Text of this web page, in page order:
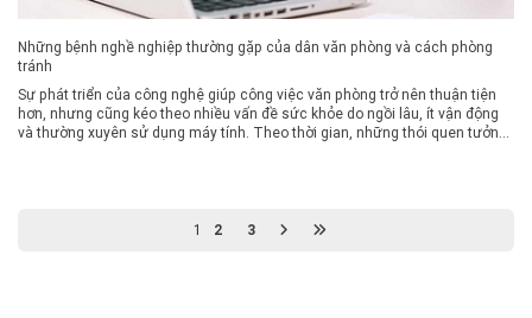
Những bệnh nghề nghiệp thường gặp của dân văn phòng và cách phòng
tránh
Sự phát triển của công nghệ giúp công việc văn phòng trở nên thuận tiện
hơn, nhưng cũng kéo theo nhiều vấn đề sức khỏe do ngồi lâu, ít vận động
và thường xuyên sử dụng máy tính. Theo thời gian, những thói quen tưởng
1 2 3